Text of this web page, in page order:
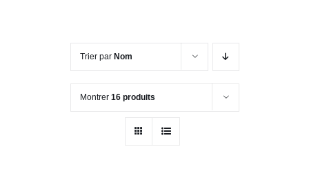
Trier par Nom
Montrer 16 produits